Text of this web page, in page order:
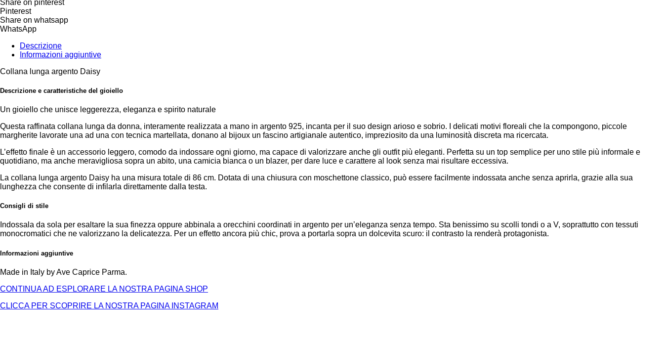
Share on pinterest
Pinterest
Share on whatsapp
WhatsApp
Descrizione
Informazioni aggiuntive
Collana lunga argento Daisy
Descrizione e caratteristiche del gioiello
Un gioiello che unisce leggerezza, eleganza e spirito naturale
Questa raffinata collana lunga da donna, interamente realizzata a mano in argento 925, incanta per il suo design arioso e sobrio. I delicati motivi floreali che la compongono, piccole
margherite lavorate una ad una con tecnica martellata, donano al bijoux un fascino artigianale autentico, impreziosito da una luminosità discreta ma ricercata.
L’effetto finale è un accessorio leggero, comodo da indossare ogni giorno, ma capace di valorizzare anche gli outfit più eleganti. Perfetta su un top semplice per uno stile più informale e
quotidiano, ma anche meravigliosa sopra un abito, una camicia bianca o un blazer, per dare luce e carattere al look senza mai risultare eccessiva.
La collana lunga argento Daisy ha una misura totale di 86 cm. Dotata di una chiusura con moschettone classico, può essere facilmente indossata anche senza aprirla, grazie alla sua
lunghezza che consente di infilarla direttamente dalla testa.
Consigli di stile
Indossala da sola per esaltare la sua finezza oppure abbinala a orecchini coordinati in argento per un’eleganza senza tempo. Sta benissimo su scolli tondi o a V, soprattutto con tessuti
monocromatici che ne valorizzano la delicatezza. Per un effetto ancora più chic, prova a portarla sopra un dolcevita scuro: il contrasto la renderà protagonista.
Informazioni aggiuntive
Made in Italy by Ave Caprice Parma.
CONTINUA AD ESPLORARE LA NOSTRA PAGINA SHOP
CLICCA PER SCOPRIRE LA NOSTRA PAGINA INSTAGRAM